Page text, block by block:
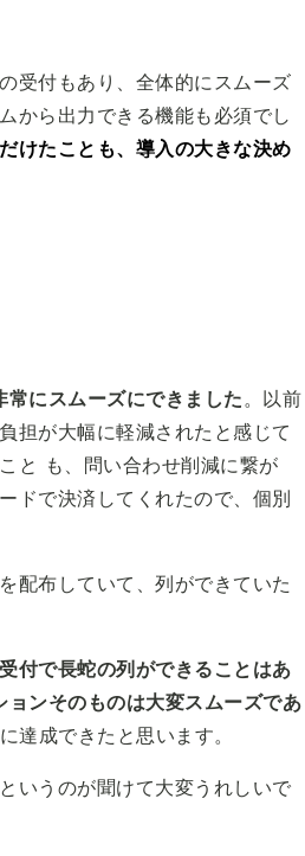
受付もあり、全体的にスムーズ
から出力できる機能も必須でし
けたことも、導入の大きな決め
にスムーズにできました 。以前
担が大幅に軽減されたと感じて
と も、問い合わせ削減に繋が
ドで決済してくれたので、個別
配布していて、列ができていた
付で長蛇の列ができることはあ
ンそのものは大変スムーズであ
達成できたと思います。
いうのが聞けて大変うれしいで